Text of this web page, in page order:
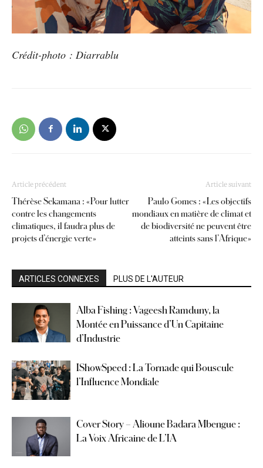
Crédit-photo : Diarrablu
Article précédent
Thérèse Sekamana : « Pour lutter
contre les changements
climatiques, il faudra plus de
projets d’énergie verte »
Article suivant
Paulo Gomes : « Les objectifs
mondiaux en matière de climat et
de biodiversité ne peuvent être
atteints sans l’Afrique »
ARTICLES CONNEXES PLUS DE L'AUTEUR
Alba Fishing : Vageesh Ramduny, la
Montée en Puissance d’Un Capitaine
d’Industrie
IShowSpeed : La Tornade qui Bouscule
l’Influence Mondiale
Cover Story – Alioune Badara Mbengue :
La Voix Africaine de L’IA